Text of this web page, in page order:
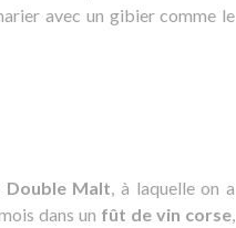
avec un gibier comme le
Double Malt, à laquelle on a
dans un fût de vin corse,